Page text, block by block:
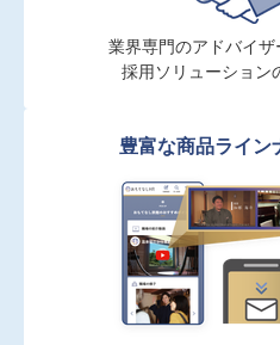
業界専門のアドバイザ
採用ソリューション
豊富な商品ライン